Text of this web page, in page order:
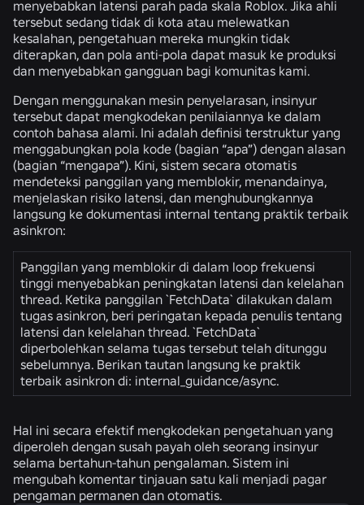
menyebabkan latensi parah pada skala Roblox. Jika ahli
tersebut sedang tidak di kota atau melewatkan
kesalahan, pengetahuan mereka mungkin tidak
diterapkan, dan pola anti-pola dapat masuk ke produksi
dan menyebabkan gangguan bagi komunitas kami.
Dengan menggunakan mesin penyelarasan, insinyur
tersebut dapat mengkodekan penilaiannya ke dalam
contoh bahasa alami. Ini adalah definisi terstruktur yang
menggabungkan pola kode (bagian “apa”) dengan alasan
(bagian “mengapa”). Kini, sistem secara otomatis
mendeteksi panggilan yang memblokir, menandainya,
menjelaskan risiko latensi, dan menghubungkannya
langsung ke dokumentasi internal tentang praktik terbaik
asinkron:
Panggilan yang memblokir di dalam loop frekuensi
tinggi menyebabkan peningkatan latensi dan kelelahan
thread. Ketika panggilan `FetchData` dilakukan dalam
tugas asinkron, beri peringatan kepada penulis tentang
latensi dan kelelahan thread. `FetchData`
diperbolehkan selama tugas tersebut telah ditunggu
sebelumnya. Berikan tautan langsung ke praktik
terbaik asinkron di: internal_guidance/async.
Hal ini secara efektif mengkodekan pengetahuan yang
diperoleh dengan susah payah oleh seorang insinyur
selama bertahun-tahun pengalaman. Sistem ini
mengubah komentar tinjauan satu kali menjadi pagar
pengaman permanen dan otomatis.